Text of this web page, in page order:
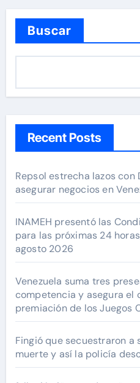
Buscar
Recent Posts
Repsol estrecha lazos con
asegurar negocios en
INAMEH presentó las
para las próximas 24
agosto 2026
Venezuela suma tres
competencia y asegura el
premiación de los Juegos
Fingió que secuestraron a
muerte y así la policía